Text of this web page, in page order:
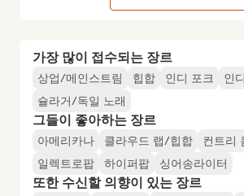
가장 많이 접수되는 장르
상업/메인스트림 힙합 인디 포크
인
슐라거/독일 노래
그들이 좋아하는 장르
아메리카나 클라우드 랩/힙합 컨트리
일렉트로팝
하이퍼팝 싱어송라이터
또한 수신할 의향이 있는 장르